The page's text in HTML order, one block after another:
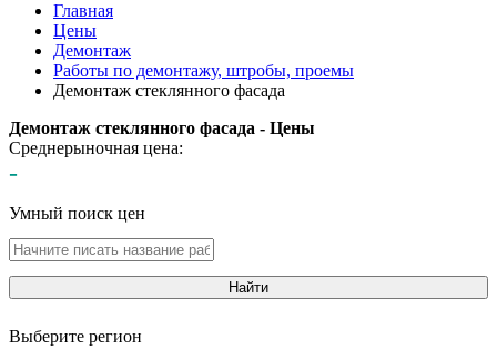
Главная
Цены
Демонтаж
Работы по демонтажу, штробы, проемы
Демонтаж стеклянного фасада
Демонтаж стеклянного фасада - Цены
Среднерыночная цена:
-
Умный поиск цен
Найти
Выберите регион